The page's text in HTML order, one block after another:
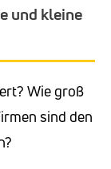
und kleine
Wie groß
sind den